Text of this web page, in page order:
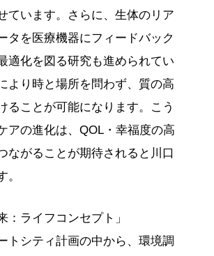
ています。さらに、生体のリア
タを医療機器にフィードバック
適化を図る研究も進められてい
より時と場所を問わず、質の高
ることが可能になります。こう
アの進化は、QOL・幸福度の高
ながることが期待されると川口
。
：ライフコンセプト」
トシティ計画の中から、環境調